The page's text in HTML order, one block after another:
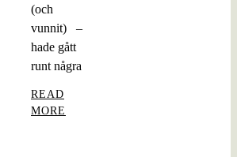
(och
vunnit) –
hade gått
runt några
READ
MORE